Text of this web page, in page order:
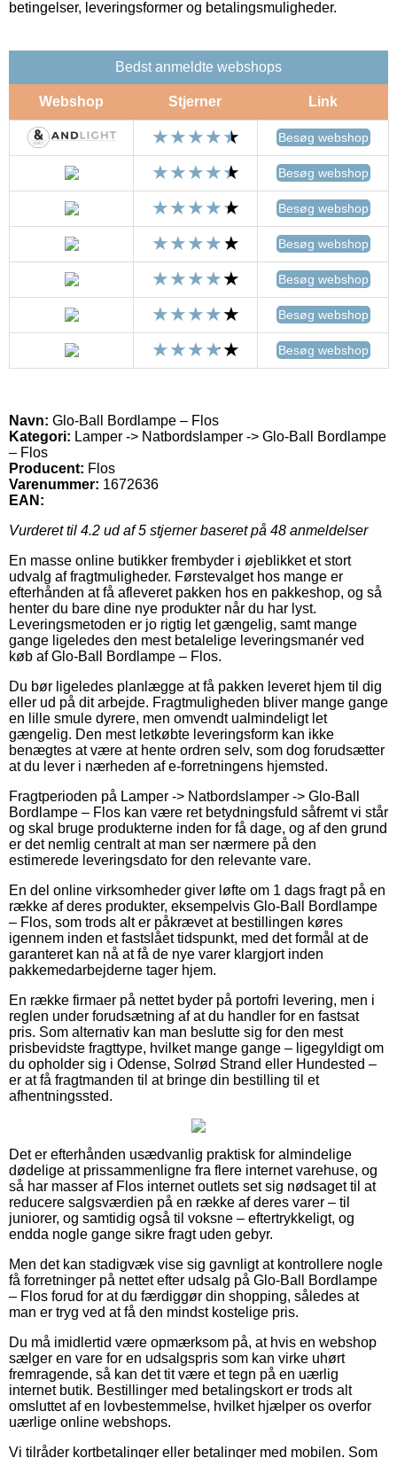
betingelser, leveringsformer og betalingsmuligheder.
Bedst anmeldte webshops
Webshop Stjerner Link
Besøg webshop
Besøg webshop
Besøg webshop
Besøg webshop
Besøg webshop
Besøg webshop
Besøg webshop
Navn: Glo-Ball Bordlampe – Flos
Kategori: Lamper -> Natbordslamper -> Glo-Ball Bordlampe
– Flos
Producent: Flos
Varenummer: 1672636
EAN:
Vurderet til 4.2 ud af 5 stjerner baseret på 48 anmeldelser
En masse online butikker frembyder i øjeblikket et stort
udvalg af fragtmuligheder. Førstevalget hos mange er
efterhånden at få afleveret pakken hos en pakkeshop, og så
henter du bare dine nye produkter når du har lyst.
Leveringsmetoden er jo rigtig let gængelig, samt mange
gange ligeledes den mest betalelige leveringsmanér ved
køb af Glo-Ball Bordlampe – Flos.
Du bør ligeledes planlægge at få pakken leveret hjem til dig
eller ud på dit arbejde. Fragtmuligheden bliver mange gange
en lille smule dyrere, men omvendt ualmindeligt let
gængelig. Den mest letkøbte leveringsform kan ikke
benægtes at være at hente ordren selv, som dog forudsætter
at du lever i nærheden af e-forretningens hjemsted.
Fragtperioden på Lamper -> Natbordslamper -> Glo-Ball
Bordlampe – Flos kan være ret betydningsfuld såfremt vi står
og skal bruge produkterne inden for få dage, og af den grund
er det nemlig centralt at man ser nærmere på den
estimerede leveringsdato for den relevante vare.
En del online virksomheder giver løfte om 1 dags fragt på en
række af deres produkter, eksempelvis Glo-Ball Bordlampe
– Flos, som trods alt er påkrævet at bestillingen køres
igennem inden et fastslået tidspunkt, med det formål at de
garanteret kan nå at få de nye varer klargjort inden
pakkemedarbejderne tager hjem.
En række firmaer på nettet byder på portofri levering, men i
reglen under forudsætning af at du handler for en fastsat
pris. Som alternativ kan man beslutte sig for den mest
prisbevidste fragttype, hvilket mange gange – ligegyldigt om
du opholder sig i Odense, Solrød Strand eller Hundested –
er at få fragtmanden til at bringe din bestilling til et
afhentningssted.
Det er efterhånden usædvanlig praktisk for almindelige
dødelige at prissammenligne fra flere internet varehuse, og
så har masser af Flos internet outlets set sig nødsaget til at
reducere salgsværdien på en række af deres varer – til
juniorer, og samtidig også til voksne – eftertrykkeligt, og
endda nogle gange sikre fragt uden gebyr.
Men det kan stadigvæk vise sig gavnligt at kontrollere nogle
få forretninger på nettet efter udsalg på Glo-Ball Bordlampe
– Flos forud for at du færdiggør din shopping, således at
man er tryg ved at få den mindst kostelige pris.
Du må imidlertid være opmærksom på, at hvis en webshop
sælger en vare for en udsalgspris som kan virke uhørt
fremragende, så kan det tit være et tegn på en uærlig
internet butik. Bestillinger med betalingskort er trods alt
omsluttet af en lovbestemmelse, hvilket hjælper os overfor
uærlige online webshops.
Vi tilråder kortbetalinger eller betalinger med mobilen. Som